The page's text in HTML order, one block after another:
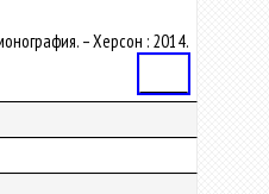
– Херсон : 2014.